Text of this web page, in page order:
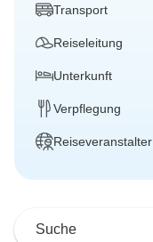
Transport
Reiseleitung
Unterkunft
Verpflegung
Reiseveranstalter